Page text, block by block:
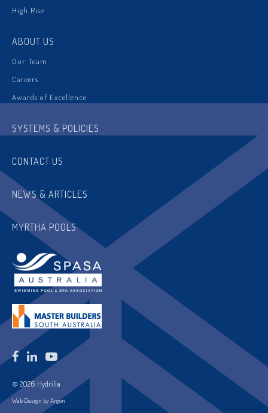
High Rise
ABOUT US
Our Team
Careers
Awards of Excellence
SYSTEMS & POLICIES
CONTACT US
NEWS & ARTICLES
MYRTHA POOLS
© 2026 Hydrilla
Web Design by Argon